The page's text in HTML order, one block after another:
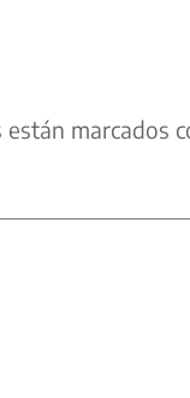
marcados